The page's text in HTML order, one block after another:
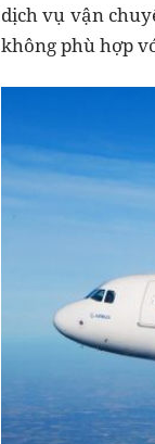
dịch vụ vận
không phù hợp